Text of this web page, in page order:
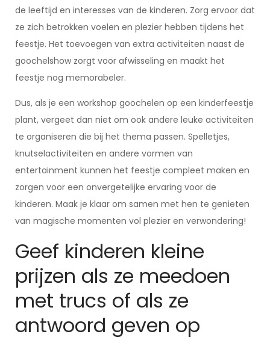
de leeftijd en interesses van de kinderen. Zorg ervoor dat
ze zich betrokken voelen en plezier hebben tijdens het
feestje. Het toevoegen van extra activiteiten naast de
goochelshow zorgt voor afwisseling en maakt het
feestje nog memorabeler.
Dus, als je een workshop goochelen op een kinderfeestje
plant, vergeet dan niet om ook andere leuke activiteiten
te organiseren die bij het thema passen. Spelletjes,
knutselactiviteiten en andere vormen van
entertainment kunnen het feestje compleet maken en
zorgen voor een onvergetelijke ervaring voor de
kinderen. Maak je klaar om samen met hen te genieten
van magische momenten vol plezier en verwondering!
Geef kinderen kleine
prijzen als ze meedoen
met trucs of als ze
antwoord geven op